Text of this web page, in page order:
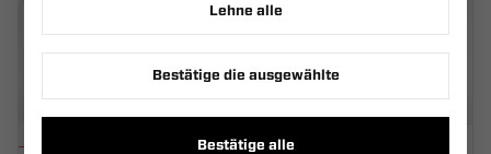
Lehne alle
Bestätige die ausgewählte
Bestätige alle